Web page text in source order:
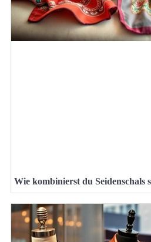
Wie kombinierst du Seidenschals